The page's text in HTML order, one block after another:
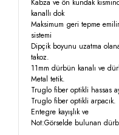
Kabza ve ön kundak
kanallı dok
Maksimum geri tepme
sistemi
Dipçik boyunu uzatma
takoz.
11mm dürbün kanalı ve
Metal tetik.
Truglo fiber optikli hassas
Truglo fiber optikli arpacık.
Entegre kayışlık ve
Not:Görselde bulunan